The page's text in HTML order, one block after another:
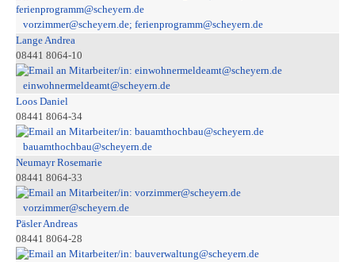
vorzimmer@scheyern.de; ferienprogramm@scheyern.de
Lange Andrea
08441 8064-10
einwohnermeldeamt@scheyern.de
Loos Daniel
08441 8064-34
bauamthochbau@scheyern.de
Neumayr Rosemarie
08441 8064-33
vorzimmer@scheyern.de
Päsler Andreas
08441 8064-28